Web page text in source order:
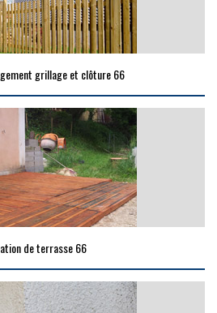
grillage et clôture 66
de terrasse 66